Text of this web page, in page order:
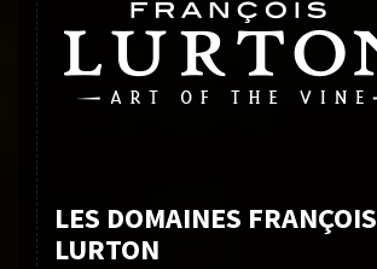
LES DOMAINES FRANÇOIS
LURTON